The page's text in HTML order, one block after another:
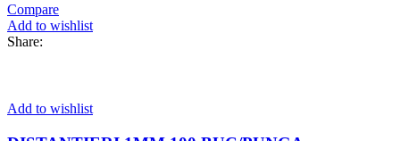
Compare
Add to wishlist
Share:
Add to wishlist